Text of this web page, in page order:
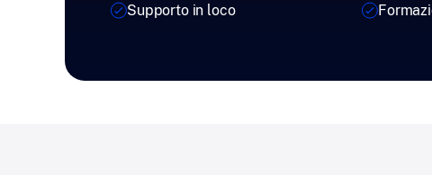
Supporto in loco